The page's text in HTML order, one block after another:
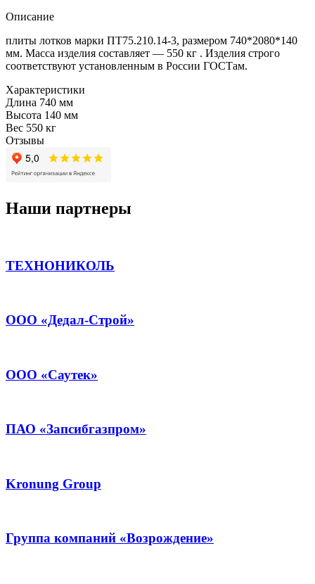
Описание
плиты лотков марки ПТ75.210.14-3, размером 740*2080*140
мм. Масса изделия составляет — 550 кг . Изделия строго
соответствуют установленным в России ГОСТам.
Характеристики
Длина 740 мм
Высота 140 мм
Вес 550 кг
Отзывы
Наши партнеры
ТЕХНОНИКОЛЬ
ООО «Дедал-Строй»
ООО «Саутек»
ПАО «Запсибгазпром»
Kronung Group
Группа компаний «Возрождение»